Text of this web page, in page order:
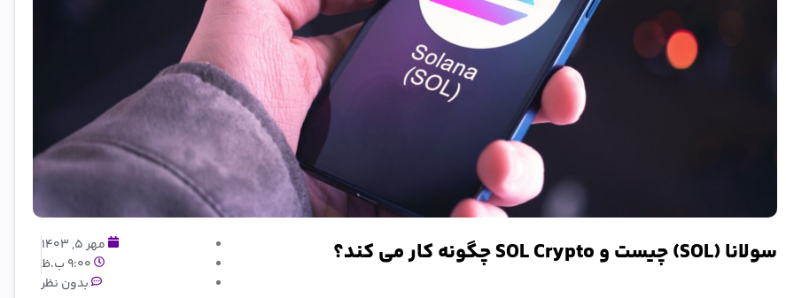
سولانا (SOL) چیست و SOL Crypto چگونه کار می کند؟
مهر 5, 1403
9:00 ب.ظ
بدون نظر